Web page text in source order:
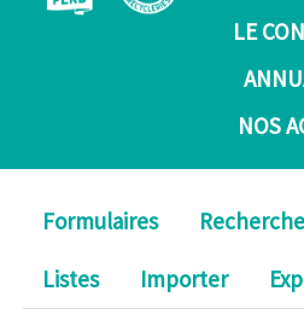
LE
NOS
Formulaires
Listes
Importer